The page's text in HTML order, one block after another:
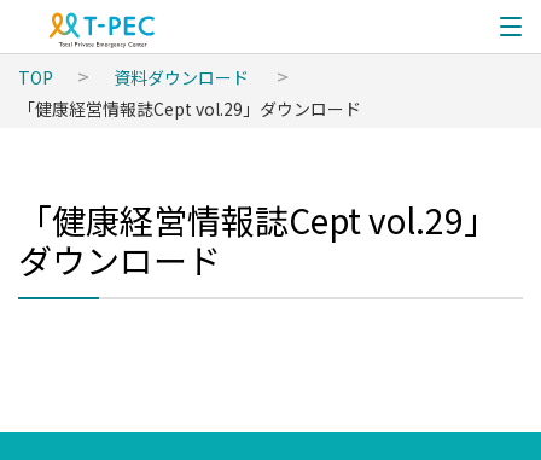
TOP
資料ダウンロード
「健康経営情報誌Cept vol.29」ダウンロード
「健康経営情報誌Cept vol.29」
ダウンロード